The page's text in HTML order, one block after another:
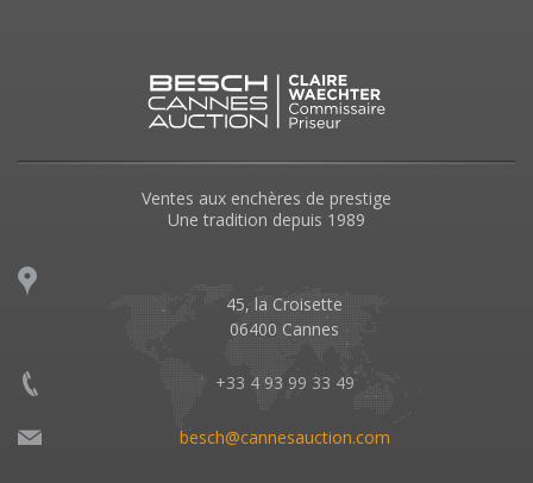
Ventes aux enchères de prestige
Une tradition depuis 1989
45, la Croisette
06400 Cannes
+33 4 93 99 33 49
besch@cannesauction.com